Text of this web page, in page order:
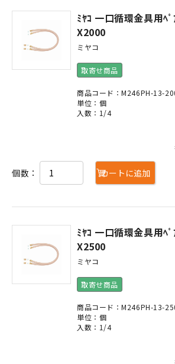
ﾐﾔｺ 一口循環金具用ﾍ
X2000
ミヤコ
取寄せ商品
商品コード：M246PH-13-
単位：個
入数：1/4
個数： カートに追加
ﾐﾔｺ 一口循環金具用ﾍ
X2500
ミヤコ
取寄せ商品
商品コード：M246PH-13-
単位：個
入数：1/4